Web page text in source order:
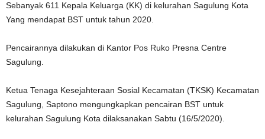
Sebanyak 611 Kepala Keluarga (KK) di kelurahan Sagulung Kota
Yang mendapat BST untuk tahun 2020.
Pencairannya dilakukan di Kantor Pos Ruko Presna Centre
Sagulung.
Ketua Tenaga Kesejahteraan Sosial Kecamatan (TKSK) Kecamatan
Sagulung, Saptono mengungkapkan pencairan BST untuk
kelurahan Sagulung Kota dilaksanakan Sabtu (16/5/2020).